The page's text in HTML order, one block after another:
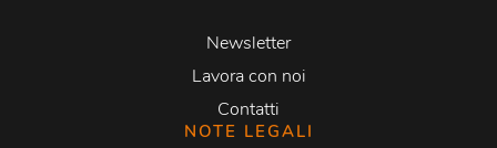
Newsletter
Lavora con noi
Contatti
NOTE LEGALI